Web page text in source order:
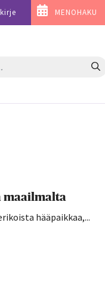
MENOHAKU
Hae
maailmalta
hääpaikkaa,...